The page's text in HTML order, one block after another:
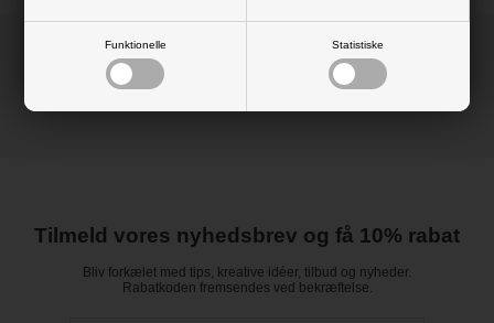
Funktionelle Statistiske
Tilmeld vores nyhedsbrev og få 10% rabat
Bliv forkælet med tips, kreative idéer, tilbud og nyheder.
Rabatkoden fremsendes ved bekræftelse.